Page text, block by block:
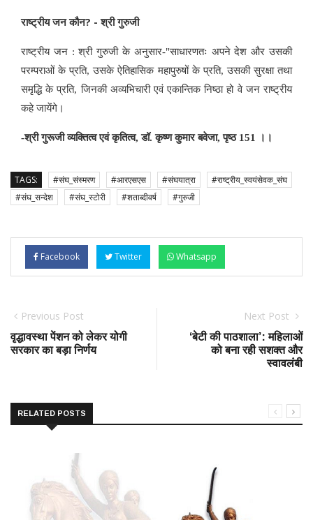
राष्ट्रीय जन कौन? - श्री गुरुजी
राष्ट्रीय जन : श्री गुरुजी के अनुसार-"साधारणतः अपने देश और उसकी
परम्पराओं के प्रति,उसके ऐतिहासिक महापुरुषों के प्रति,उसकी सुरक्षा तथा
समृद्धि के प्रति,जिनकी अव्यभिचारी एवं एकान्तिक निष्ठा हो वे जन राष्ट्रीय
कहे जायेंगे।
-श्री गुरूजी व्यक्तित्व एवं कृतित्व,डॉ. कृष्ण कुमार बवेजा,पृष्ठ 151 ।।
TAGS: #संघ_संस्मरण #आरएसएस #संघयात्रा
#राष्ट्रीय_स्वयंसेवक_संघ
#संघ_सन्देश
#संघ_स्टोरी #शताब्दीवर्ष #गुरुजी
Facebook Twitter Whatsapp
Previous Post
वृद्धावस्था पेंशन को लेकर योगी
सरकार का बड़ा निर्णय
Next Post
‘बेटी की पाठशाला’: महिलाओं
को बना रही सशक्त और
स्वावलंबी
RELATED POSTS